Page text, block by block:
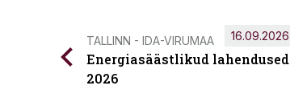
TALLINN - IDA-VIRUMAA
Energiasäästlikud lahendused
2026
16.09.2026